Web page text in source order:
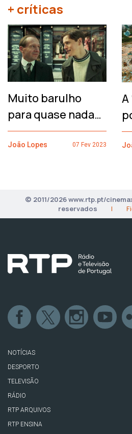
+ críticas
Muito barulho
para quase nada…
João Lopes 07 Fev 2023
© 2011/2026 www.rtp.pt/
reservados
|
NOTÍCIAS
DESPORTO
TELEVISÃO
RÁDIO
RTP ARQUIVOS
RTP ENSINA